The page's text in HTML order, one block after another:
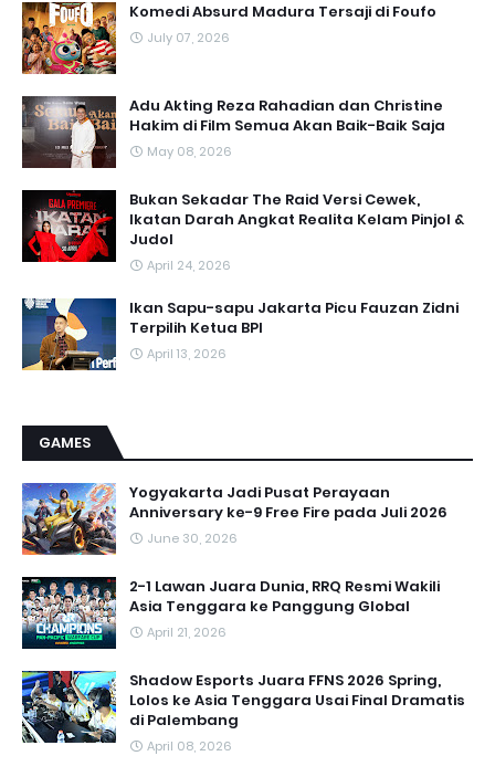
Komedi Absurd Madura Tersaji di Foufo
July 07, 2026
Adu Akting Reza Rahadian dan Christine
Hakim di Film Semua Akan Baik-Baik Saja
May 08, 2026
Bukan Sekadar The Raid Versi Cewek,
Ikatan Darah Angkat Realita Kelam Pinjol &
Judol
April 24, 2026
Ikan Sapu-sapu Jakarta Picu Fauzan Zidni
Terpilih Ketua BPI
April 13, 2026
GAMES
Yogyakarta Jadi Pusat Perayaan
Anniversary ke-9 Free Fire pada Juli 2026
June 30, 2026
2-1 Lawan Juara Dunia, RRQ Resmi Wakili
Asia Tenggara ke Panggung Global
April 21, 2026
Shadow Esports Juara FFNS 2026 Spring,
Lolos ke Asia Tenggara Usai Final Dramatis
di Palembang
April 08, 2026